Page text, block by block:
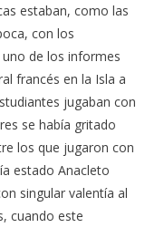
estaban, como las
con los
de los informes
francés en la Isla a
jugaban con
se había gritado
los que jugaron con
estado Anacleto
singular valentía al
cuando este